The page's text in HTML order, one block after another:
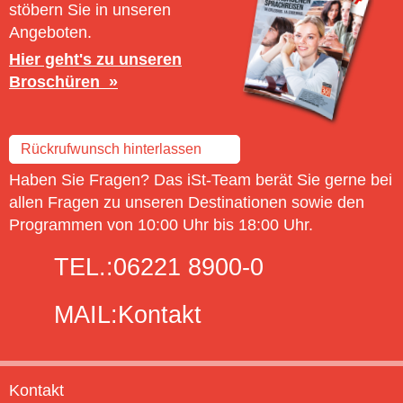
stöbern Sie in unseren
Angeboten.
Hier geht's zu unseren
Broschüren
Rückrufwunsch hinterlassen
Haben Sie Fragen? Das iSt-Team berät Sie gerne bei
allen Fragen zu unseren Destinationen sowie den
Programmen von 10:00 Uhr bis 18:00 Uhr.
TEL.:06221 8900-0
MAIL:Kontakt
Kontakt